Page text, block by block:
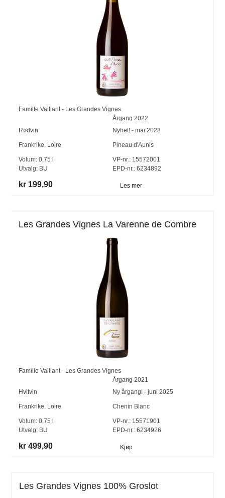
Famille Vaillant - Les Grandes Vignes
Årgang 2022
Rødvin
Nyhet! - mai 2023
Frankrike Loire Pineau d'Aunis
Volum:0,75 l
Utvalg: BU
VP-nr.:15572001
EPD-nr.: 6234892
kr 199,90 Les mer
Les Grandes Vignes La Varenne de Combre
Famille Vaillant - Les Grandes Vignes
Årgang 2021
Hvitvin
Ny årgang! - juni 2025
Frankrike Loire Chenin Blanc
Volum:0,75 l
Utvalg: BU
VP-nr.:15571901
EPD-nr.: 6234926
kr 499,90 Kjøp
Les Grandes Vignes 100% Groslot